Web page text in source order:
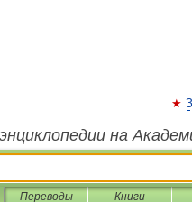
на
Переводы Книги